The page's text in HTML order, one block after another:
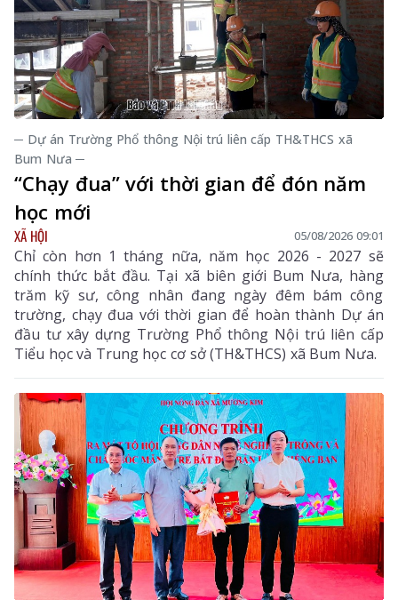
─ Dự án Trường Phổ thông Nội trú liên cấp TH&THCS xã
Bum Nưa ─
“Chạy đua” với thời gian để đón năm
học mới
XÃ HỘI 05/08/2026 09:01
Chỉ còn hơn 1 tháng nữa, năm học 2026 - 2027 sẽ
chính thức bắt đầu. Tại xã biên giới Bum Nưa, hàng
trăm kỹ sư, công nhân đang ngày đêm bám công
trường, chạy đua với thời gian để hoàn thành Dự án
đầu tư xây dựng Trường Phổ thông Nội trú liên cấp
Tiểu học và Trung học cơ sở (TH&THCS) xã Bum Nưa.